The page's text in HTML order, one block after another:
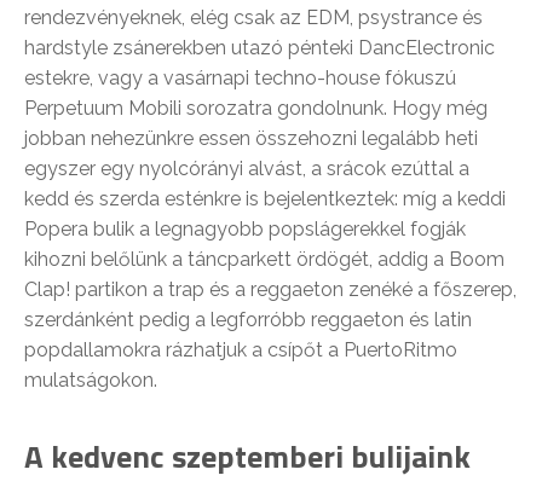
rendezvényeknek, elég csak az EDM, psystrance és
hardstyle zsánerekben utazó pénteki DancElectronic
estekre, vagy a vasárnapi techno-house fókuszú
Perpetuum Mobili sorozatra gondolnunk. Hogy még
jobban nehezünkre essen összehozni legalább heti
egyszer egy nyolcórányi alvást, a srácok ezúttal a
kedd és szerda esténkre is bejelentkeztek: míg a keddi
Popera bulik a legnagyobb popslágerekkel fogják
kihozni belőlünk a táncparkett ördögét, addig a Boom
Clap! partikon a trap és a reggaeton zenéké a főszerep,
szerdánként pedig a legforróbb reggaeton és latin
popdallamokra rázhatjuk a csípőt a PuertoRitmo
mulatságokon.
A kedvenc szeptemberi bulijaink